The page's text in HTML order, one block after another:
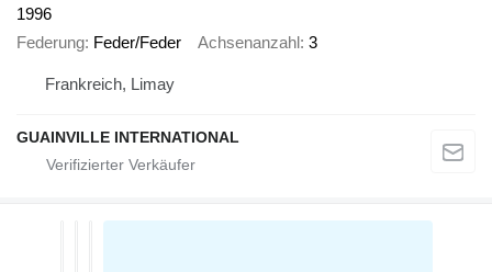
1996
Federung Feder/Feder Achsenanzahl 3
Frankreich, Limay
GUAINVILLE INTERNATIONAL